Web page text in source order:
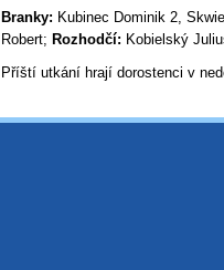
Branky: Kubinec Dominik 2,
Robert; Rozhodčí: Kobielský
Příští utkání hrají dorostenci v